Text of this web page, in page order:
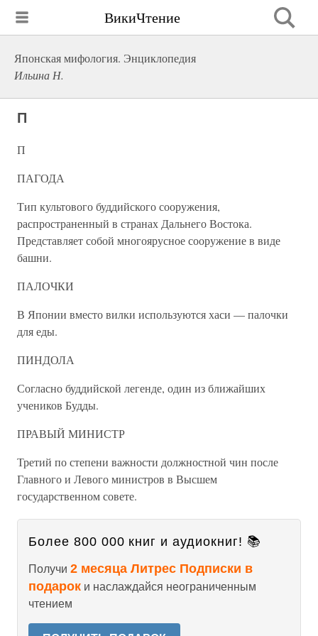
ВикиЧтение
Японская мифология. Энциклопедия
Ильина Н.
П
П
ПАГОДА
Тип культового буддийского сооружения,
распространенный в странах Дальнего Востока.
Представляет собой многоярусное сооружение в виде
башни.
ПАЛОЧКИ
В Японии вместо вилки используются хаси — палочки
для еды.
ПИНДОЛА
Согласно буддийской легенде, один из ближайших
учеников Будды.
ПРАВЫЙ МИНИСТР
Третий по степени важности должностной чин после
Главного и Левого министров в Высшем
государственном совете.
Более 800 000 книг и аудиокниг! 📚
Получи 2 месяца Литрес Подписки в
подарок и наслаждайся неограниченным
чтением